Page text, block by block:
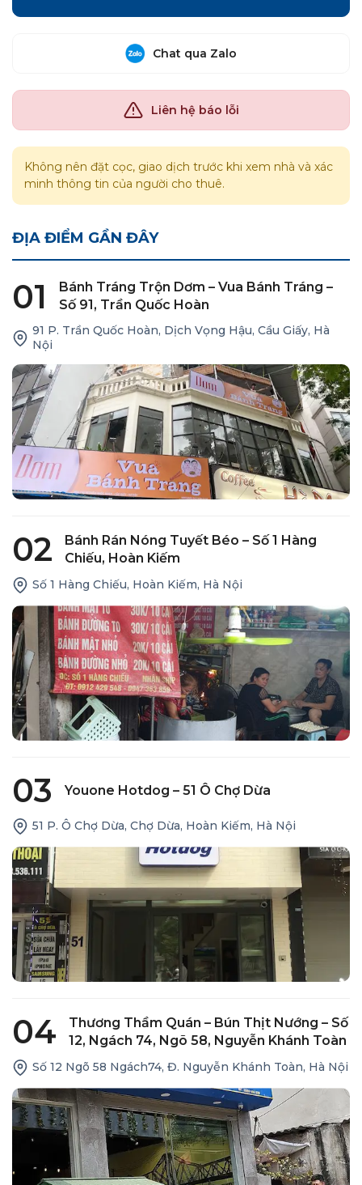
Chat qua Zalo
Liên hệ báo lỗi
Không nên đặt cọc, giao dịch trước khi xem nhà và xác
minh thông tin của người cho thuê.
ĐỊA ĐIỂM GẦN ĐÂY
01
Bánh Tráng Trộn Dơm – Vua Bánh Tráng –
Số 91, Trần Quốc Hoàn
91 P. Trần Quốc Hoàn, Dịch Vọng Hậu, Cầu Giấy, Hà
Nội
02
Bánh Rán Nóng Tuyết Béo – Số 1 Hàng
Chiếu, Hoàn Kiếm
Số 1 Hàng Chiếu, Hoàn Kiếm, Hà Nội
03 Youone Hotdog – 51 Ô Chợ Dừa
51 P. Ô Chợ Dừa, Chợ Dừa, Hoàn Kiếm, Hà Nội
04
Thương Thầm Quán – Bún Thịt Nướng – Số
12, Ngách 74, Ngõ 58, Nguyễn Khánh Toàn
Số 12 Ngõ 58 Ngách74, Đ. Nguyễn Khánh Toàn, Hà Nội